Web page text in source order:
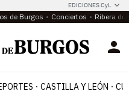
EDICIONES CyL
de Burgos Conciertos Ribera del
CASTILLA Y LEÓN